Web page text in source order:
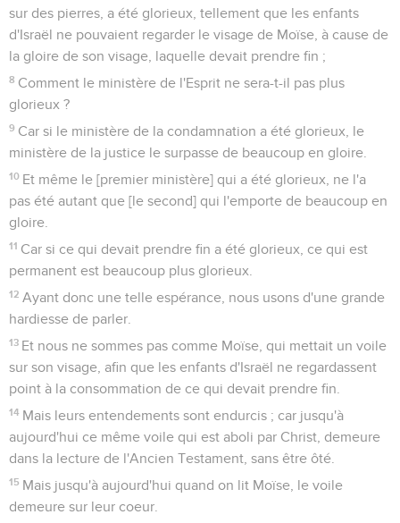
sur des pierres, a été glorieux, tellement que les enfants
d'Israël ne pouvaient regarder le visage de Moïse, à cause de
la gloire de son visage, laquelle devait prendre fin ;
8 Comment le ministère de l'Esprit ne sera-t-il pas plus
glorieux ?
9 Car si le ministère de la condamnation a été glorieux, le
ministère de la justice le surpasse de beaucoup en gloire.
10 Et même le [premier ministère] qui a été glorieux, ne l'a
pas été autant que [le second] qui l'emporte de beaucoup en
gloire.
11 Car si ce qui devait prendre fin a été glorieux, ce qui est
permanent est beaucoup plus glorieux.
12 Ayant donc une telle espérance, nous usons d'une grande
hardiesse de parler.
13 Et nous ne sommes pas comme Moïse, qui mettait un voile
sur son visage, afin que les enfants d'Israël ne regardassent
point à la consommation de ce qui devait prendre fin.
14 Mais leurs entendements sont endurcis ; car jusqu'à
aujourd'hui ce même voile qui est aboli par Christ, demeure
dans la lecture de l'Ancien Testament, sans être ôté.
15 Mais jusqu'à aujourd'hui quand on lit Moïse, le voile
demeure sur leur coeur.